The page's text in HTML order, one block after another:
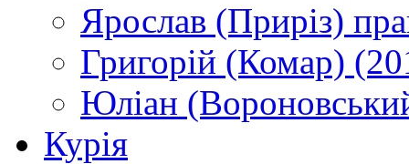
Ярослав (Приріз)
Григорій (Комар)
Юліан
Курія